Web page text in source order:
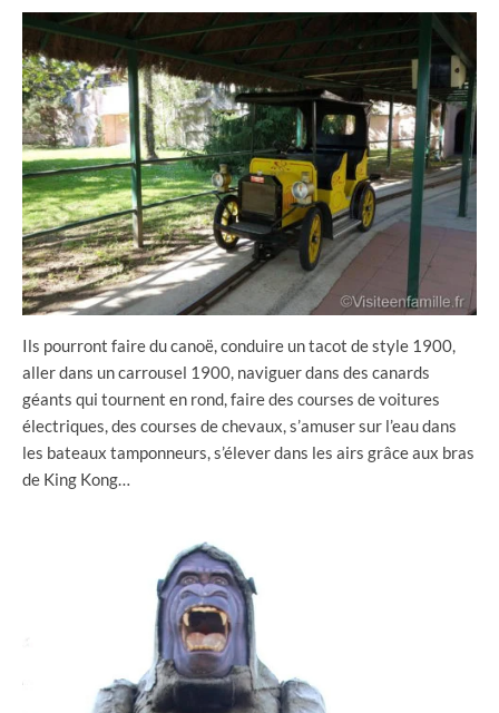
Ils pourront faire du canoë, conduire un tacot de style 1900,
aller dans un carrousel 1900, naviguer dans des canards
géants qui tournent en rond, faire des courses de voitures
électriques, des courses de chevaux, s’amuser sur l’eau dans
les bateaux tamponneurs, s’élever dans les airs grâce aux bras
de King Kong…